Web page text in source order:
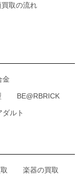
買取の流れ
金
BE@RBRICK
ダルト
楽器の買取